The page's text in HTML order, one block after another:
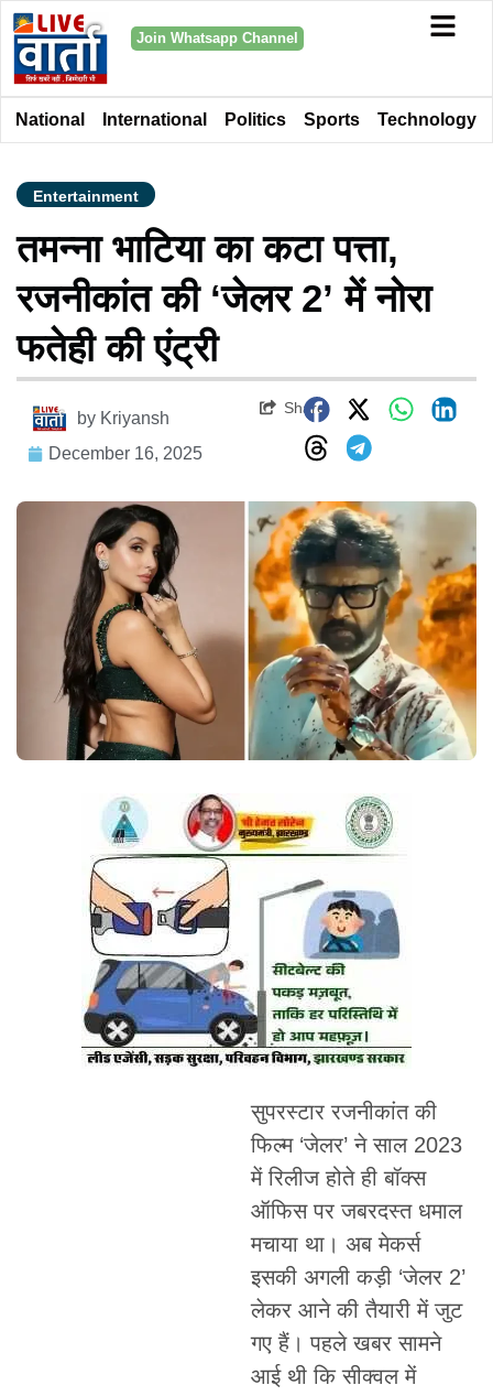
Join Whatsapp Channel
National International Politics Sports Technology
Entertainment
तमन्ना भाटिया का कटा पत्ता,
रजनीकांत की ‘जेलर 2’ में नोरा
फतेही की एंट्री
by Kriyansh
December 16, 2025
Share
सुपरस्टार रजनीकांत की
फिल्म ‘जेलर’ ने साल 2023
में रिलीज होते ही बॉक्स
ऑफिस पर जबरदस्त धमाल
मचाया था। अब मेकर्स
इसकी अगली कड़ी ‘जेलर 2’
लेकर आने की तैयारी में जुट
गए हैं। पहले खबर सामने
आई थी कि सीक्वल में